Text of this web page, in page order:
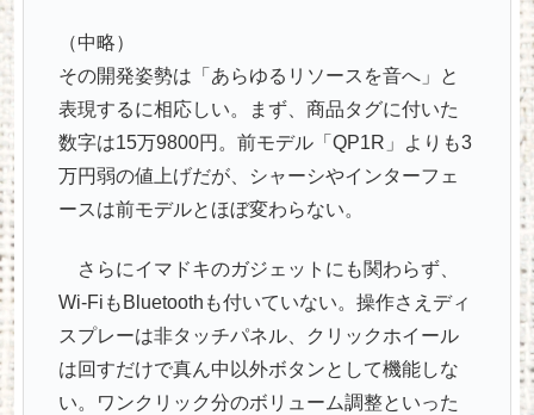
（中略）
その開発姿勢は「あらゆるリソースを音へ」と
表現するに相応しい。まず、商品タグに付いた
数字は15万9800円。前モデル「QP1R」よりも3
万円弱の値上げだが、シャーシやインターフェ
ースは前モデルとほぼ変わらない。
さらにイマドキのガジェットにも関わらず、
Wi-FiもBluetoothも付いていない。操作さえディ
スプレーは非タッチパネル、クリックホイール
は回すだけで真ん中以外ボタンとして機能しな
い。ワンクリック分のボリューム調整といった